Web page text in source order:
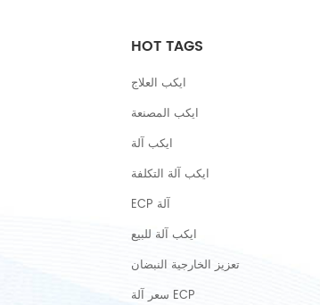
HOT TAGS
ايكب العلاج
ايكب المصنعة
ايكب آلة
ايكب آلة التكلفة
ECP آلة
ايكب آلة للبيع
تعزيز الخارجية النبضان
سعر آلة ECP